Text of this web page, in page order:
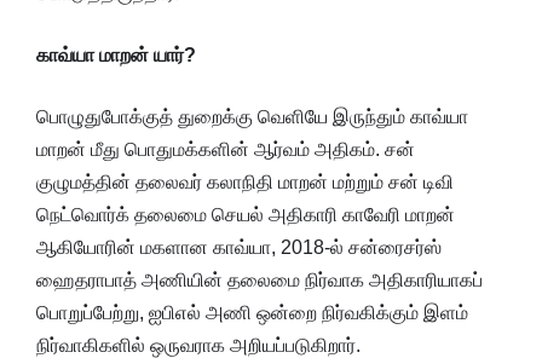
காவ்யா மாறன் யார்?
பொழுதுபோக்குத் துறைக்கு வெளியே இருந்தும் காவ்யா
மாறன் மீது பொதுமக்களின் ஆர்வம் அதிகம். சன்
குழுமத்தின் தலைவர் கலாநிதி மாறன் மற்றும் சன் டிவி
நெட்வொர்க் தலைமை செயல் அதிகாரி காவேரி மாறன்
ஆகியோரின் மகளான காவ்யா, 2018-ல் சன்ரைசர்ஸ்
ஹைதராபாத் அணியின் தலைமை நிர்வாக அதிகாரியாகப்
பொறுப்பேற்று, ஐபிஎல் அணி ஒன்றை நிர்வகிக்கும் இளம்
நிர்வாகிகளில் ஒருவராக அறியப்படுகிறார்.